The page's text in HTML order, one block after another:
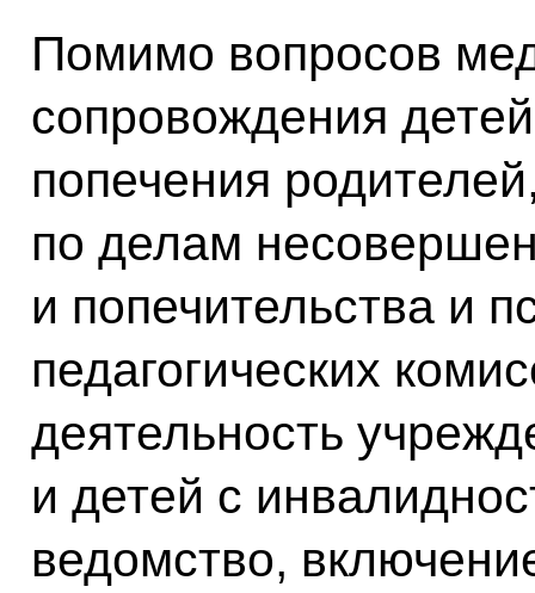
Помимо вопросов
сопровождения
попечения
по делам
и попечительства и
педагогических
деятельность
и детей с
ведомство,